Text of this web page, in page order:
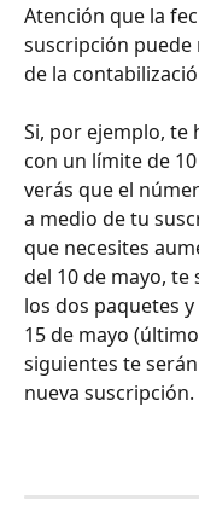
Atención que la
suscripción puede
de la
Si, por ejemplo, te
con un límite de
verás que el
a medio de tu
que necesites
del 10 de mayo,
los dos paquetes
15 de mayo
siguientes te
nueva suscripción.